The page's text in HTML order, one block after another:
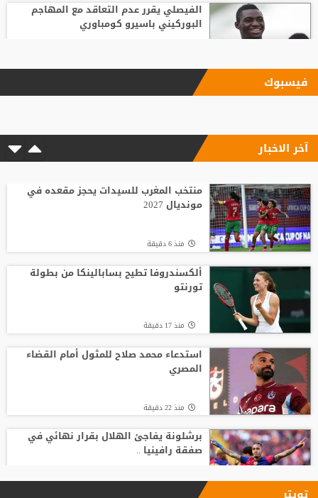
الفيصلي يقرر عدم التعاقد مع المهاجم
البوركيني باسيرو كومباوري
ليفربول يحسم صفقة أراخو لاعب برشلونة
مأساة وفاة لاعب شاب
انطلاق منافسات بطولة الحسن الدولية
العاشرة للتايكواندو
افتتاح دورة "سبارتاكياد شعوب روسيا" 2026
في يكاترينبورغ
فيسبوك
آخر الاخبار
منتخب المغرب للسيدات يحجز مقعده في
مونديال 2027
منذ 6 دقيقة
ألكسندروفا تطيح بسابالينكا من بطولة
تورنتو
منذ 17 دقيقة
استدعاء محمد صلاح للمثول أمام القضاء
المصري
منذ 22 دقيقة
برشلونة يفاجئ الهلال بقرار نهائي في
صفقة رافينيا ..